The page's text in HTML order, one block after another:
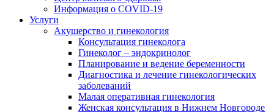
Информация о COVID-19
Услуги
Акушерство и гинекология
Консультация гинеколога
Гинеколог – эндокринолог
Планирование и ведение беременности
Диагностика и лечение гинекологических
заболеваний
Малая оперативная гинекология
Женская консультация в Нижнем Новгороде